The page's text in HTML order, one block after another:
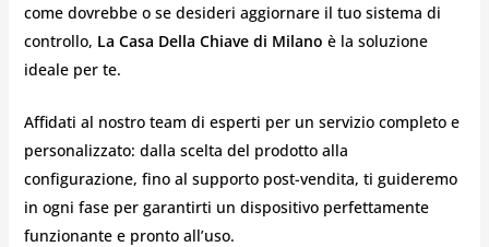
come dovrebbe o se desideri aggiornare il tuo sistema di
controllo, La Casa Della Chiave di Milano è la soluzione
ideale per te.
Affidati al nostro team di esperti per un servizio completo e
personalizzato: dalla scelta del prodotto alla
configurazione, fino al supporto post-vendita, ti guideremo
in ogni fase per garantirti un dispositivo perfettamente
funzionante e pronto all’uso.